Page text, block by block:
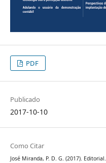
PDF
Publicado
2017-10-10
Como Citar
José Miranda, P. D. G. (2017). Editorial.